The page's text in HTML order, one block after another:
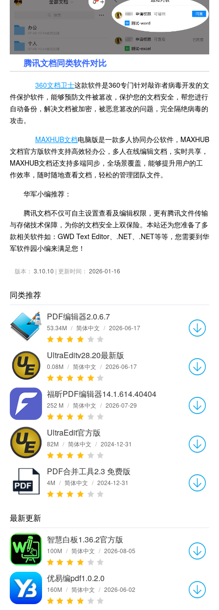
腾讯文档同类软件对比
360文档卫士这款软件是360专门针对敲诈者病毒开发的文
件保护软件，能够预防文件被篡改，保护您的文档安全，帮您进行
自动备份，解决文档被加密，被恶意篡改的问题，完全隔绝病毒的
攻击。
MAXHUB文档电脑版是一款多人协同办公软件，MAXHUB
文档官方版软件支持高效轻办公，多人在线编辑文档，实时共享，
MAXHUB文档还支持多端同步，全场景覆盖，能够提升用户的工
作效率，随时随地查看文档，轻松的管理团队文件。
华军小编推荐：
腾讯文档不仅可自主设置查看及编辑权限，更有腾讯文件传输
与存储技术保障，为你的文档安全上双保险。本站还为您准备了多
款相关软件如：GWD Text Editor、.NET、.NET等等，您需要到华
军软件园小编来满足您！
版本： 3.10.10 | 更新时间： 2026-01-16
同类推荐
PDF编辑器2.0.6.7
53.34M / 简体中文 / 2026-06-17
UltraEditv28.20最新版
0.08M / 简体中文 / 2026-06-17
福昕PDF编辑器14.1.614.40404
252 M / 简体中文 / 2026-07-29
UltraEdit官方版
82M / 简体中文 / 2024-12-31
PDF合并工具2.3 免费版
4M / 简体中文 / 2024-12-31
最新更新
智慧白板1.36.2官方版
100M / 简体中文 / 2026-08-05
优易编pdf1.0.2.0
160M / 简体中文 / 2026-06-02